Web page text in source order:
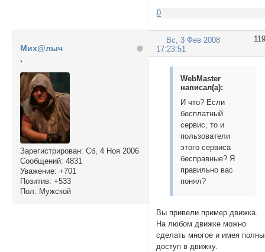
0
119
Вс, 3 Фев 2008
17:23:51
Мих@лыч
`
Зарегистрирован: Сб, 4 Ноя 2006
Сообщений: 4831
Уважение: +701
Позитив: +533
Пол: Мужской
WebMaster
написал(а):
И что? Если
бесплатный
сервис, то и
пользователи
этого сервиса
бесправные? Я
правильно вас
понял?
Вы привели пример движка.
На любом движке можно
сделать многое и имея
доступ в движку.